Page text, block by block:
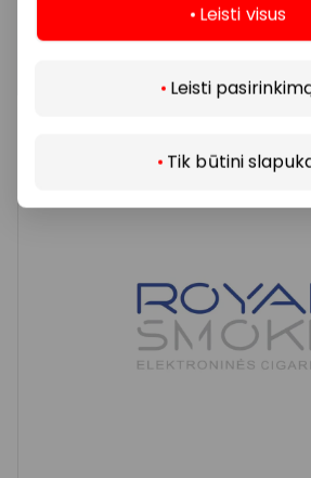
Leisti visus
Leisti
Tik būtini
PRO7 Daugiau